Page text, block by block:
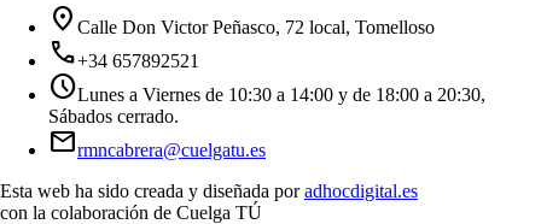
location_on Calle Don Victor Peñasco, 72 local, Tomelloso
call+34 657892521
scheduleLunes a Viernes de 10:30 a 14:00 y de 18:00 a 20:30,
Sábados cerrado.
mailrmncabrera@cuelgatu.es
Esta web ha sido creada y diseñada por adhocdigital.es
con la colaboración de Cuelga TÚ